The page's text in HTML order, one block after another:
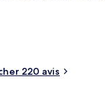
fine et une terrasse.
l'hébergement
est accessible en
Croix se situe à 3
220 avis